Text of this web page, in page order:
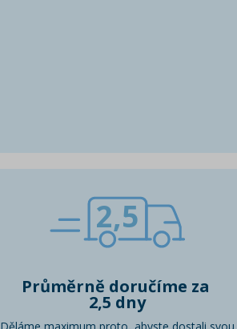
2,5
Průměrně doručíme za
2,5 dny